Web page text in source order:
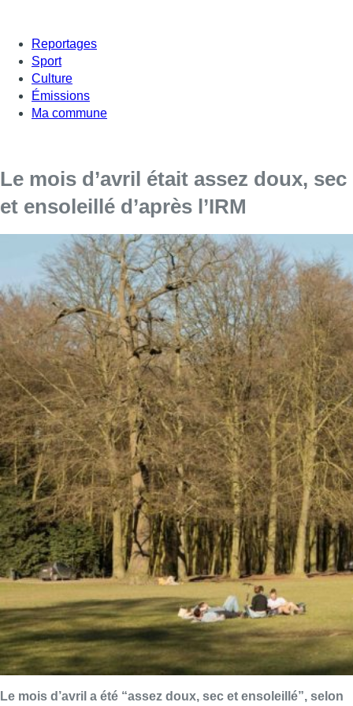
Reportages
Sport
Culture
Émissions
Ma commune
Le mois d’avril était assez doux, sec
et ensoleillé d’après l’IRM
Le mois d’avril a été “assez doux, sec et ensoleillé”, selon